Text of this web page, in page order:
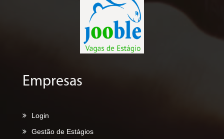
Empresas
Login
Gestão de Estágios